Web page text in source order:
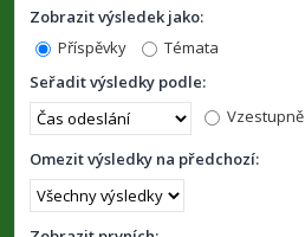
Zobrazit výsledek jako:
Příspěvky
Témata
Seřadit výsledky podle:
Vzestupně
Omezit výsledky na předchozí: